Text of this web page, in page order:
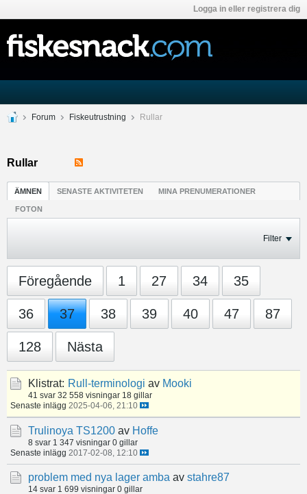
Logga in eller registrera dig
Forum Fiskeutrustning Rullar
Rullar
ÄMNEN SENASTE AKTIVITETEN MINA PRENUMERATIONER
FOTON
Filter
Föregående 1 27 34 35
36 37 38 39 40 47 87
128 Nästa
Klistrat: Rull-terminologi av Mooki
41 svar 32 558 visningar 18 gillar
Senaste inlägg 2025-04-06, 21:10
Trulinoya TS1200 av Hoffe
8 svar 1 347 visningar 0 gillar
Senaste inlägg 2017-02-08, 12:10
problem med nya lager amba av stahre87
14 svar 1 699 visningar 0 gillar